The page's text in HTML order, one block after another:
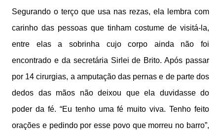
Segurando o terço que usa nas rezas, ela lembra com
carinho das pessoas que tinham costume de visitá-la,
entre elas a sobrinha cujo corpo ainda não foi
encontrado e da secretária Sirlei de Brito. Após passar
por 14 cirurgias, a amputação das pernas e de parte dos
dedos das mãos não deixou que ela duvidasse do
poder da fé. “Eu tenho uma fé muito viva. Tenho feito
orações e pedindo por esse povo que morreu no barro”,